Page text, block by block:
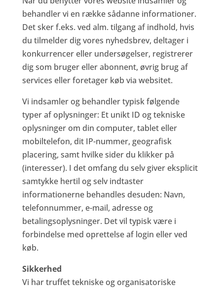
behandler vi en række sådanne informationer.
Det sker f.eks. ved alm. tilgang af indhold, hvis
du tilmelder dig vores nyhedsbrev, deltager i
konkurrencer eller undersøgelser, registrerer
dig som bruger eller abonnent, øvrig brug af
services eller foretager køb via websitet.
Vi indsamler og behandler typisk følgende
typer af oplysninger: Et unikt ID og tekniske
oplysninger om din computer, tablet eller
mobiltelefon, dit IP-nummer, geografisk
placering, samt hvilke sider du klikker på
(interesser). I det omfang du selv giver eksplicit
samtykke hertil og selv indtaster
informationerne behandles desuden: Navn,
telefonnummer, e-mail, adresse og
betalingsoplysninger. Det vil typisk være i
forbindelse med oprettelse af login eller ved
køb.
Sikkerhed
Vi har truffet tekniske og organisatoriske